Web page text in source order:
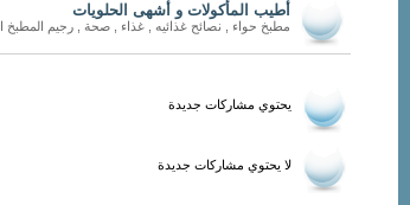
أطيب المأكولات و أشهى الحلويات
مطبخ حواء , نصائح غذائيه , غذاء , صحة , رجيم المطبخ
يحتوي مشاركات جديدة
لا يحتوي مشاركات جديدة